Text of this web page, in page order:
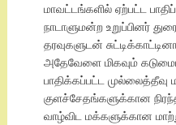
மாவட்டங்களில் ஏற்பட்ட
நாடாளுமன்ற உறுப்பினர்
தரவுகளுடன்
அதேவேளை மிகவும்
பாதிக்கப்பட்ட முல்லைத்தீவு
குளச்சேதங்களுக்கான
வாழ்விட மக்களுக்கான